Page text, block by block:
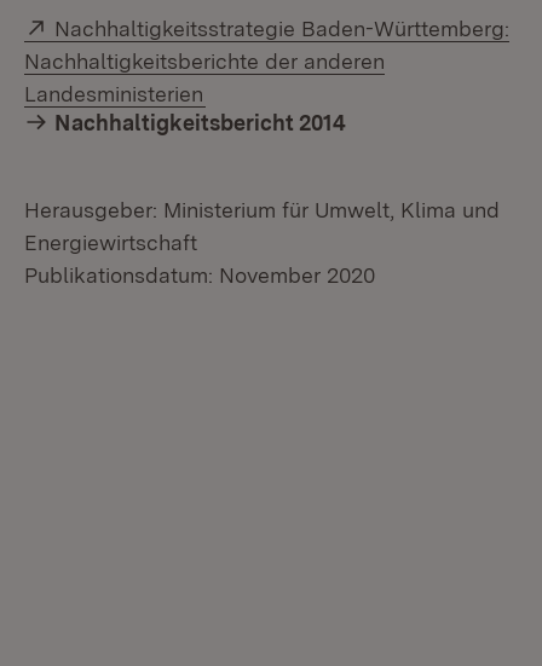
Extern:
Nachhaltigkeitsstrategie Baden-Württemberg:
Nachhaltigkeitsberichte der anderen
Landesministerien
Nachhaltigkeitsbericht 2014
Herausgeber: Ministerium für Umwelt, Klima und
Energiewirtschaft
Publikationsdatum: November 2020